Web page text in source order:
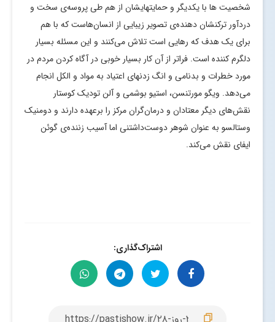
شخصیت ها با یکدیگر و حمایتهایشان از هم طی پروسه‌ی سخت و
دردآور ترکنشان دهنده‌ی تصویر زیبایی از انسان‌هاست که با هم
برای یک هدف که رهایی است تلاش می‌کنند و این مسئله بسیار
دلگرم کننده است. فراتر از آن کار بسیار خوبی در آگاه کردن مردم در
مورد خطرات و بدنامی و انگ زدنهای اعتیاد به مواد و الکل انجام
می‌دهد. ویگو مورتنسن، استیو بوشمی و آلن تودیک کوستار
نقش‌های دیگر معتادان و درمان‌گران مرکز را برعهده دارند و دومنیک
وستالسو به عنوان شوهر دوست‌داشتنی اما آسیب زننده‌ی گوئن
ایفای نقش می‌کند.
اشتراک‌گذاری: